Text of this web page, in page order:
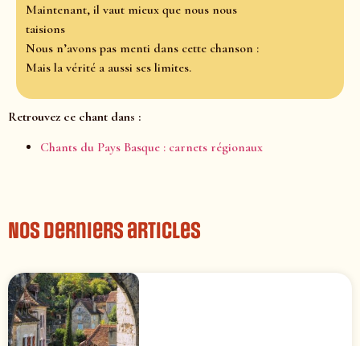
Maintenant, il vaut mieux que nous nous
taisions
Nous n’avons pas menti dans cette chanson :
Mais la vérité a aussi ses limites.
Retrouvez ce chant dans :
Chants du Pays Basque : carnets régionaux
Nos derniers articles